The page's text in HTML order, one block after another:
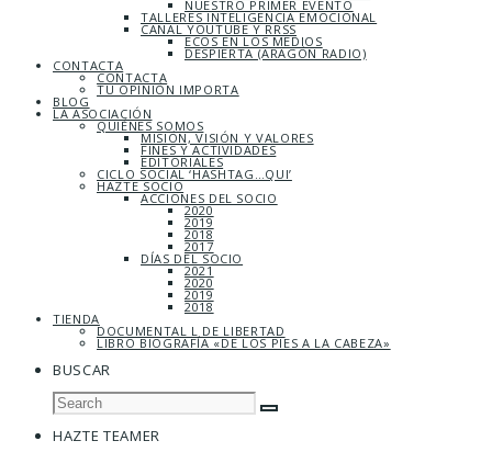
NUESTRO PRIMER EVENTO
TALLERES INTELIGENCIA EMOCIONAL
CANAL YOUTUBE Y RRSS
ECOS EN LOS MEDIOS
DESPIERTA (ARAGÓN RADIO)
CONTACTA
CONTACTA
TU OPINIÓN IMPORTA
BLOG
LA ASOCIACIÓN
QUIÉNES SOMOS
MISIÓN, VISIÓN Y VALORES
FINES Y ACTIVIDADES
EDITORIALES
CICLO SOCIAL ‘HASHTAG…QUI’
HAZTE SOCIO
ACCIONES DEL SOCIO
2020
2019
2018
2017
DÍAS DEL SOCIO
2021
2020
2019
2018
TIENDA
DOCUMENTAL L DE LIBERTAD
LIBRO BIOGRAFÍA «DE LOS PIES A LA CABEZA»
BUSCAR
HAZTE TEAMER